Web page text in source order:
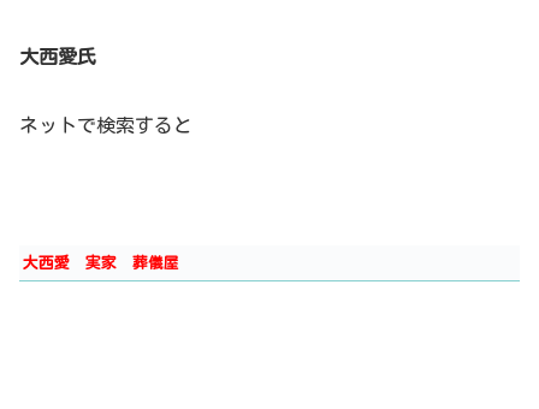
大西愛氏
ネットで検索すると
大西愛 実家 葬儀屋